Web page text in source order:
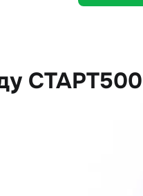
СТАРТ500